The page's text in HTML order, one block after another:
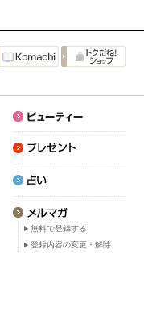
無料で登録する
登録内容の変更・解除